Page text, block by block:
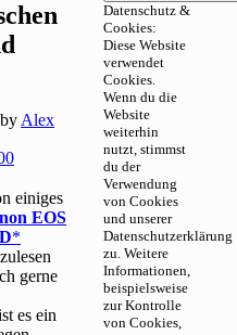
by Alex
einiges
EOS
gerne
es ein
Datenschutz &
Cookies:
Diese Website
verwendet
Cookies.
Wenn du die
Website
weiterhin
nutzt, stimmst
du der
Verwendung
von Cookies
und unserer
Datenschutzerklärung
zu. Weitere
Informationen,
beispielsweise
zur Kontrolle
von Cookies,